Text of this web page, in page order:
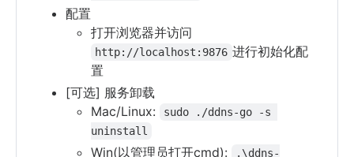
配置
打开浏览器并访问
http://localhost:9876 进行初始化配
置
[可选] 服务卸载
Mac/Linux:
sudo ./ddns-go -s
uninstall
Win(以管理员打开cmd):
.\ddns-